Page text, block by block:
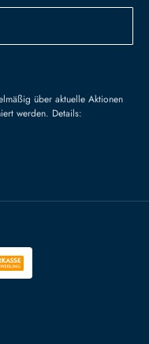
über aktuelle Aktionen
werden. Details: